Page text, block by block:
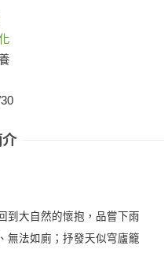
介
到大自然的懷抱，品嘗下雨
無法如廁；抒發天似穹廬籠